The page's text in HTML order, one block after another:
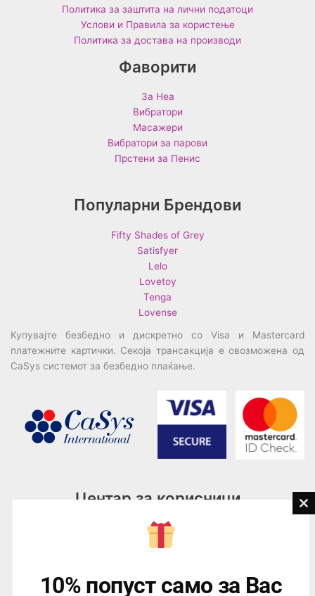
Политика за заштита на лични податоци
Услови и Правила за користење
Политика за достава на производи
Фаворити
За Неа
Вибратори
Масажери
Вибратори за парови
Прстени за Пенис
Популарни Брендови
Fifty Shades of Grey
Satisfyer
Lelo
Lovetoy
Tenga
Lovense
Купувајте безбедно и дискретно со Visa и Mastercard
платежните картички. Секоја трансакција е овозможена од
CaSys системот за безбедно плаќање.
Центар за корисници
076945497; 076945498
contact@loveguru.mk
Саб – Нед: 10-18
10% попуст само за Вас